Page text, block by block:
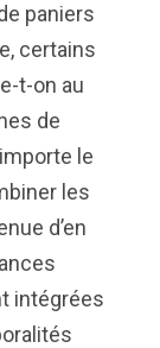
paniers
certains
t-on au
de
le
les
d’en
intégrées